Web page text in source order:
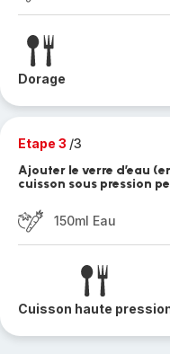
Dorage
Etape 3 /3
Ajouter le verre d’eau
cuisson sous pression
150ml Eau
Cuisson haute